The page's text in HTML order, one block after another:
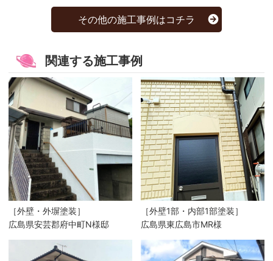
その他の施工事例はコチラ
関連する施工事例
［外壁・外塀塗装］
広島県安芸郡府中町N様邸
［外壁1部・内部1部塗装］
広島県東広島市MR様